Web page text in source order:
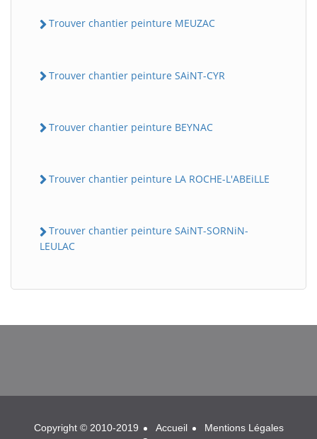
Trouver chantier peinture MEUZAC
Trouver chantier peinture SAiNT-CYR
Trouver chantier peinture BEYNAC
Trouver chantier peinture LA ROCHE-L'ABEiLLE
Trouver chantier peinture SAiNT-SORNiN-
LEULAC
BatiWebPro
Copyright © 2010-2019 Accueil
Mentions Légales